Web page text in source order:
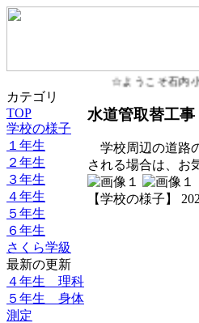
☆ようこそ石内
カテゴリ
TOP
学校の様子
１年生
２年生
３年生
４年生
５年生
６年生
さくら学級
最新の更新
４年生 理科
５年生 身体
測定
水道管取替工事
学校周辺の道路
される場合は、お
【学校の様子】